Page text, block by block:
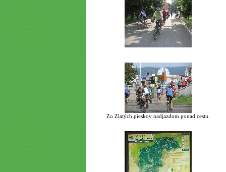
Zo Zlatých pieskov nadjazdom ponad cestu.